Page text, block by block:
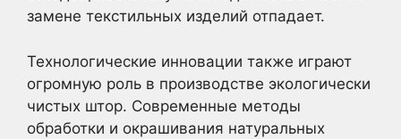
замене текстильных изделий отпадает.
Технологические инновации также играют
огромную роль в производстве экологически
чистых штор. Современные методы
обработки и окрашивания натуральных